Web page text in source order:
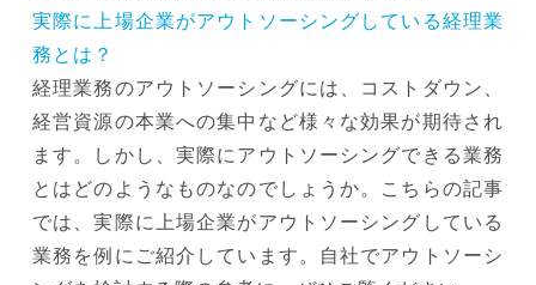
実際に上場企業がアウトソーシングしている経理業
務とは？
経理業務のアウトソーシングには、コストダウン、
経営資源の本業への集中など様々な効果が期待され
ます。しかし、実際にアウトソーシングできる業務
とはどのようなものなのでしょうか。こちらの記事
では、実際に上場企業がアウトソーシングしている
業務を例にご紹介しています。自社でアウトソーシ